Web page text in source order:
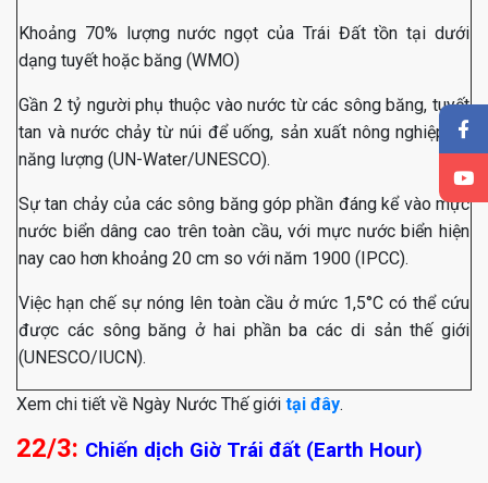
Khoảng 70% lượng nước ngọt của Trái Đất tồn tại dưới
dạng tuyết hoặc băng (WMO)
Gần 2 tỷ người phụ thuộc vào nước từ các sông băng, tuyết
tan và nước chảy từ núi để uống, sản xuất nông nghiệp và
năng lượng (UN-Water/UNESCO).
Sự tan chảy của các sông băng góp phần đáng kể vào mực
nước biển dâng cao trên toàn cầu, với mực nước biển hiện
nay cao hơn khoảng 20 cm so với năm 1900 (IPCC).
Việc hạn chế sự nóng lên toàn cầu ở mức 1,5°C có thể cứu
được các sông băng ở hai phần ba các di sản thế giới
(UNESCO/IUCN).
Xem chi tiết về Ngày Nước Thế giới tại đây.
22/3: Chiến dịch Giờ Trái đất (Earth Hour)